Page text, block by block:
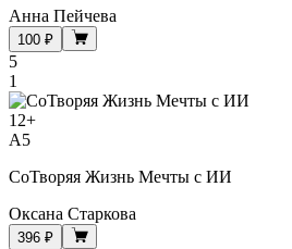
Анна Пейчева
100 ₽
5
1
12+
A5
СоТворяя Жизнь Мечты с ИИ
Оксана Старкова
396 ₽